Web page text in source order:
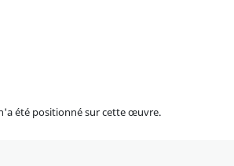
été positionné sur cette œuvre.